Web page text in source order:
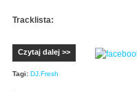
Tracklista:
Czytaj dalej >>
Tagi: DJ.Fresh